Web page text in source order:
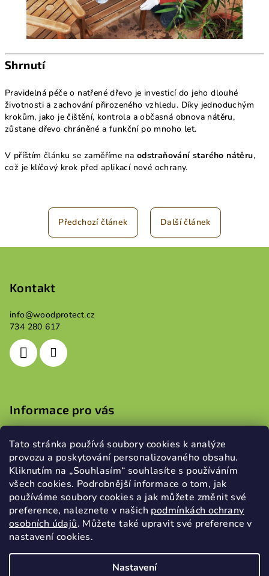
Tato stránka používá soubory cookies k analýze
provozu a poskytování personalizovaného obsahu.
Kliknutím na „Souhlasím“ souhlasíte s používáním
všech cookies. Podrobnější informace o tom, jak
používáme soubory cookies a jak můžete změnit své
preference, naleznete v našich podmínkách ochrany
osobních údajů. Můžete také upravit své preference v
nastavení cookies.
Nastavení
Shrnutí
Pravidelná péče o natřené dřevo je investicí do jeho dlouhé
životnosti a zachování přirozeného vzhledu. Díky jednoduchým
krokům, jako je čištění, kontrola a občasná obnova nátěru,
zůstane dřevo chráněné a funkční po mnoho let.
V příštím článku se zaměříme na odstraňování starého nátěru,
což je klíčový krok před aplikací nové ochrany.
Předchozí článek Další článek
Kontakt
info@woodprotect.cz
734 280 617
Informace pro vás
Podmínky ochrany osobních údajů
Přijímáme online platby